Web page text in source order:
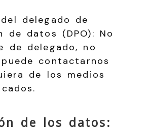
delegado de
de datos (DPO): No
de delegado, no
contactarnos
de los medios
de los datos: